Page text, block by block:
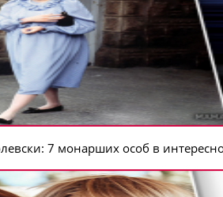
7 монарших особ в